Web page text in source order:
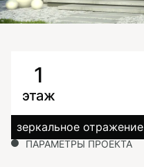
1
этаж
зеркальное отражение
ПАРАМЕТРЫ ПРОЕКТА